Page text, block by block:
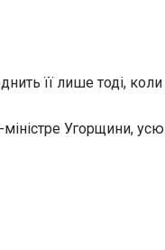
її лише тоді, коли
міністре Угорщини,